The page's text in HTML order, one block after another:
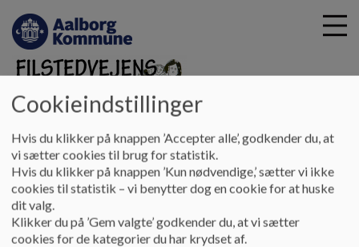
Filstedvejens Skole
Skoleliv Skolens hverdag Facebook
Facebook
Cookieindstillinger
Hvis du klikker på knappen ’Accepter alle’, godkender du, at
vi sætter cookies til brug for statistik.
Hvis du klikker på knappen ’Kun nødvendige,’ sætter vi ikke
cookies til statistik – vi benytter dog en cookie for at huske
dit valg.
Klikker du på ’Gem valgte’ godkender du, at vi sætter
cookies for de kategorier du har krydset af.